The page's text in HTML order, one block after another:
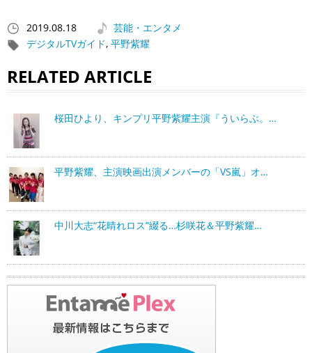
2019.08.18
芸能・エンタメ
デジタルTVガイド, 平野紫耀
RELATED ARTICLE
桜田ひより、キンプリ平野紫耀主演『ういらぶ。…
平野紫耀、主演映画出演メンバーの「VS嵐」オ…
中川大志“花晴れロス”綴る…杉咲花＆平野紫耀…